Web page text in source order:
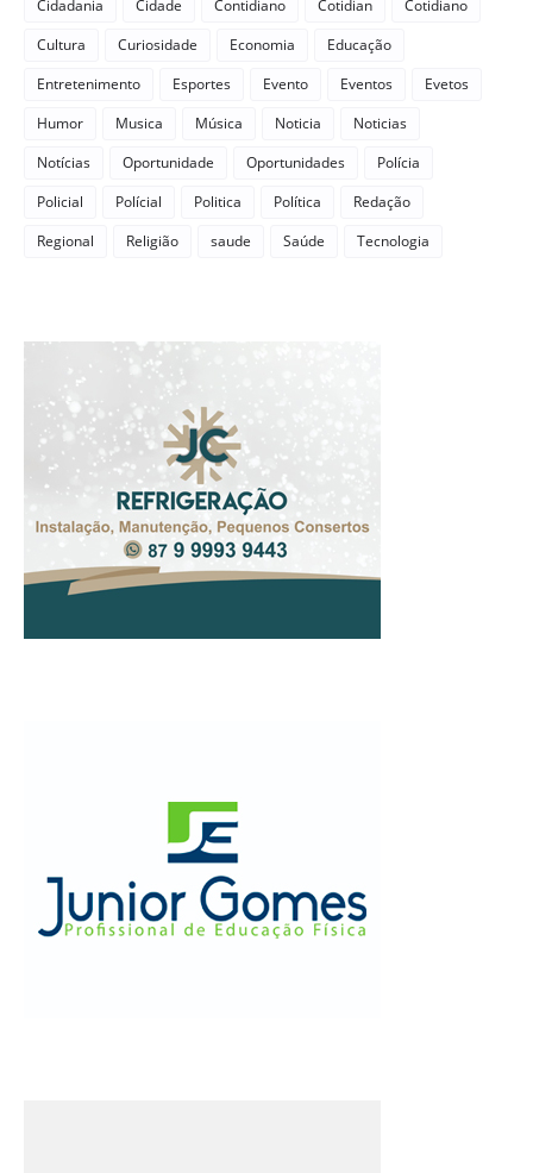
Cidadania Cidade Contidiano Cotidian
Cotidiano
Cultura
Curiosidade Economia
Educação
Entretenimento
Esportes Evento Eventos
Evetos
Humor
Musica Música Noticia
Noticias
Notícias
Oportunidade Oportunidades
Polícia
Policial
Polícial Politica Política
Redação
Regional
Religião saude Saúde Tecnologia